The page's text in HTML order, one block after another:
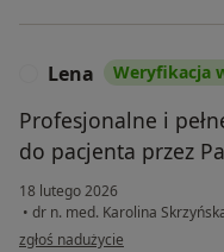
Lena Weryfikacja
Profesjonalne i
do pacjenta przez
18 lutego 2026
• dr n. med. Karolina
w opinii użytkownika Lena
zgłoś nadużycie